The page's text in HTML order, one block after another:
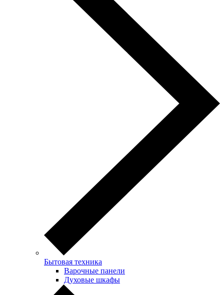
Бытовая техника
Варочные панели
Духовые шкафы